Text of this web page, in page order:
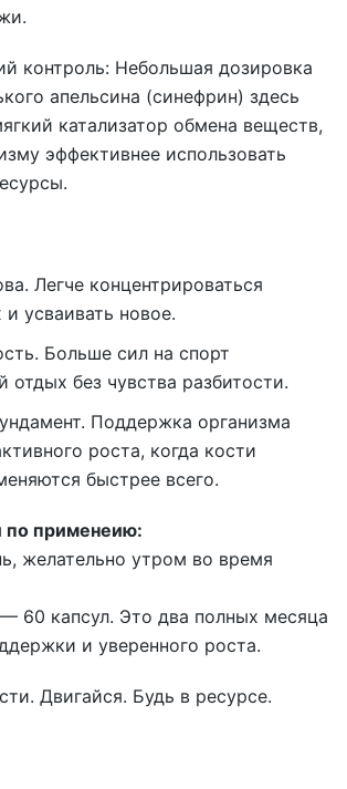
контроль: Небольшая дозировка
апельсина (синефрин) здесь
катализатор обмена веществ,
эффективнее использовать
Легче концентрироваться
и усваивать новое.
Больше сил на спорт
отдых без чувства разбитости.
Поддержка организма
роста, когда кости
быстрее всего.
по применеию:
желательно утром во время
60 капсул. Это два полных месяца
и уверенного роста.
Двигайся. Будь в ресурсе.